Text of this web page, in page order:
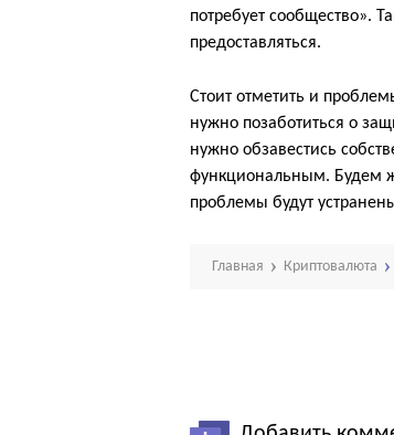
потребует сообщество».
предоставляться.
Стоит отметить и
нужно позаботиться о
нужно обзавестись
функциональным. Будем
проблемы будут
Главная Криптовалюта